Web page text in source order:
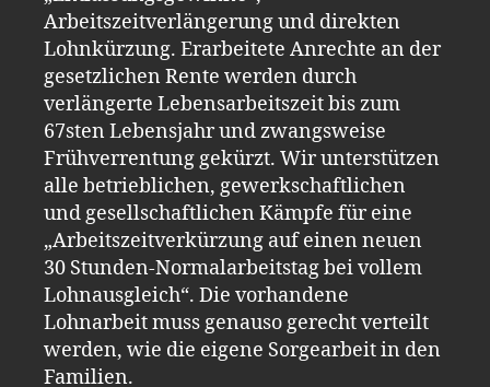
Arbeitszeitverlängerung und direkten
Lohnkürzung. Erarbeitete Anrechte an der
gesetzlichen Rente werden durch
verlängerte Lebensarbeitszeit bis zum
67sten Lebensjahr und zwangsweise
Frühverrentung gekürzt. Wir unterstützen
alle betrieblichen, gewerkschaftlichen
und gesellschaftlichen Kämpfe für eine
„Arbeitszeitverkürzung auf einen neuen
30 Stunden-Normalarbeitstag bei vollem
Lohnausgleich“. Die vorhandene
Lohnarbeit muss genauso gerecht verteilt
werden, wie die eigene Sorgearbeit in den
Familien.